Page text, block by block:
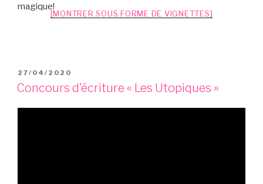
magique!
[MONTRER SOUS FORME DE VIGNETTES]
PUBLIÉ
LE
27/04/2020
Concours d’écriture « Les Utopiques »